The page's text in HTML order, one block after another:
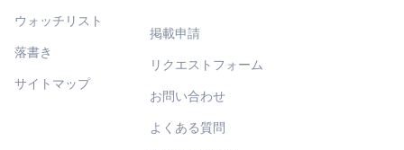
ウォッチリスト
落書き
サイトマップ
掲載申請
リクエストフォーム
お問い合わせ
よくある質問